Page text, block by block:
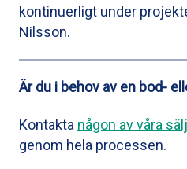
kontinuerligt under
Nilsson.
Är du i behov av en bod-
Kontakta någon av våra
genom hela processen.